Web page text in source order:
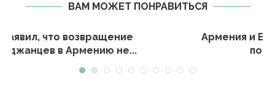
ВАМ МОЖЕТ ПОНРАВИТЬСЯ
Армения и ЕС завершают подготовку к
подписанию плана...